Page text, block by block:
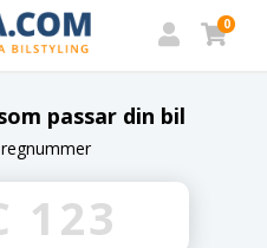
0
passar din bil